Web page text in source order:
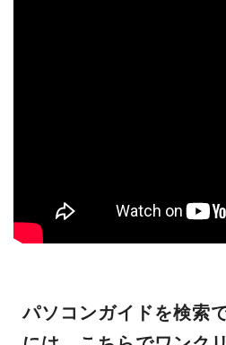
パソコンガイドを検索